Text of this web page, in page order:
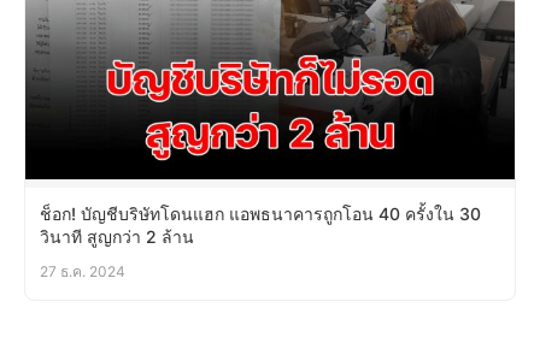
ช็อก! บัญชีบริษัทโดนแฮก แอพธนาคารถูกโอน 40 ครั้งใน 30
วินาที สูญกว่า 2 ล้าน
27 ธ.ค. 2024